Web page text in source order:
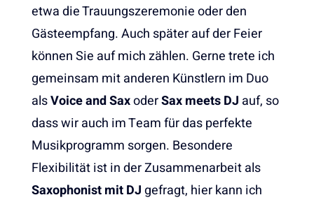
etwa die Trauungszeremonie oder den
Gästeempfang. Auch später auf der Feier
können Sie auf mich zählen. Gerne trete ich
gemeinsam mit anderen Künstlern im Duo
alsVoice and SaxoderSax meets DJ auf, so
dass wir auch im Team für das perfekte
Musikprogramm sorgen. Besondere
Flexibilität ist in der Zusammenarbeit als
Saxophonist mit DJgefragt, hier kann ich